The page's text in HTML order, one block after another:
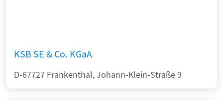
KSB SE & Co. KGaA
D-67727 Frankenthal, Johann-Klein-Straße 9